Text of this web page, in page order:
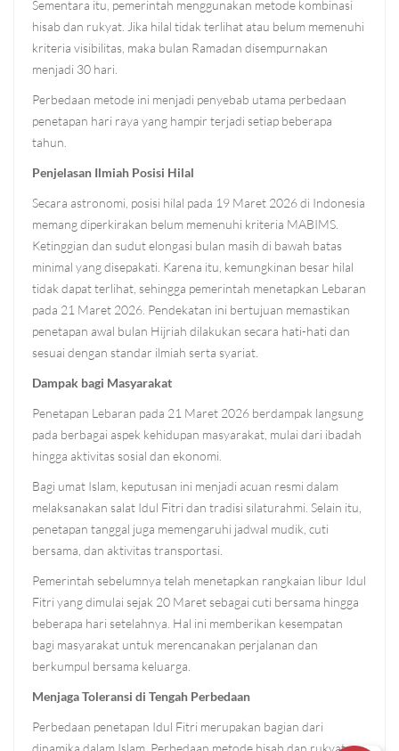
Sementara itu, pemerintah menggunakan metode kombinasi
hisab dan rukyat. Jika hilal tidak terlihat atau belum memenuhi
kriteria visibilitas, maka bulan Ramadan disempurnakan
menjadi 30 hari.
Perbedaan metode ini menjadi penyebab utama perbedaan
penetapan hari raya yang hampir terjadi setiap beberapa
tahun.
Penjelasan Ilmiah Posisi Hilal
Secara astronomi, posisi hilal pada 19 Maret 2026 di Indonesia
memang diperkirakan belum memenuhi kriteria MABIMS.
Ketinggian dan sudut elongasi bulan masih di bawah batas
minimal yang disepakati. Karena itu, kemungkinan besar hilal
tidak dapat terlihat, sehingga pemerintah menetapkan Lebaran
pada 21 Maret 2026. Pendekatan ini bertujuan memastikan
penetapan awal bulan Hijriah dilakukan secara hati-hati dan
sesuai dengan standar ilmiah serta syariat.
Dampak bagi Masyarakat
Penetapan Lebaran pada 21 Maret 2026 berdampak langsung
pada berbagai aspek kehidupan masyarakat, mulai dari ibadah
hingga aktivitas sosial dan ekonomi.
Bagi umat Islam, keputusan ini menjadi acuan resmi dalam
melaksanakan salat Idul Fitri dan tradisi silaturahmi. Selain itu,
penetapan tanggal juga memengaruhi jadwal mudik, cuti
bersama, dan aktivitas transportasi.
Pemerintah sebelumnya telah menetapkan rangkaian libur Idul
Fitri yang dimulai sejak 20 Maret sebagai cuti bersama hingga
beberapa hari setelahnya. Hal ini memberikan kesempatan
bagi masyarakat untuk merencanakan perjalanan dan
berkumpul bersama keluarga.
Menjaga Toleransi di Tengah Perbedaan
Perbedaan penetapan Idul Fitri merupakan bagian dari
dinamika dalam Islam. Perbedaan metode hisab dan rukyat